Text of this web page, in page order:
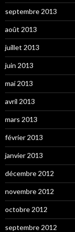
septembre 2013
août 2013
juillet 2013
juin 2013
mai 2013
avril 2013
mars 2013
février 2013
janvier 2013
décembre 2012
novembre 2012
octobre 2012
septembre 2012